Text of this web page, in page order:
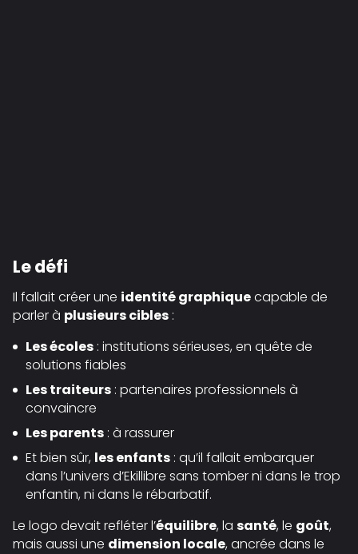
Le défi
Il fallait créer une identité graphiquecapable de
parler à plusieurs cibles :
Les écoles : institutions sérieuses, en quête de
solutions fiables
Les traiteurs : partenaires professionnels à
convaincre
Les parents : à rassurer
Et bien sûr, les enfants : qu’il fallait embarquer
dans l’univers d’Ekillibre sans tomber ni dans le trop
enfantin, ni dans le rébarbatif.
Le logo devait refléter l’équilibre, la santé, le goût,
mais aussi une dimension locale, ancrée dans le